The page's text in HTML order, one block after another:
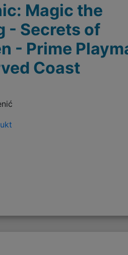
Magic the
- Secrets of
- Prime
Coast